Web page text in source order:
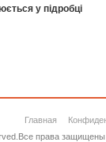
у підробці
Главная
права защищены.